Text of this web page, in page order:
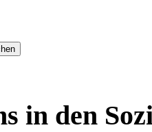
in den